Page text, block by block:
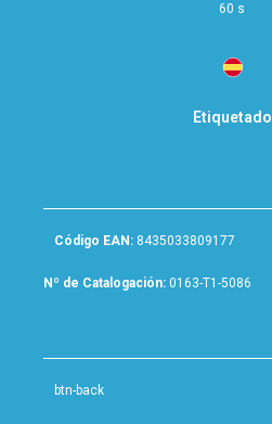
60 s
Etiquetado
Código EAN: 8435033809177
Nº de Catalogación: 0163-T1-5086
btn-back